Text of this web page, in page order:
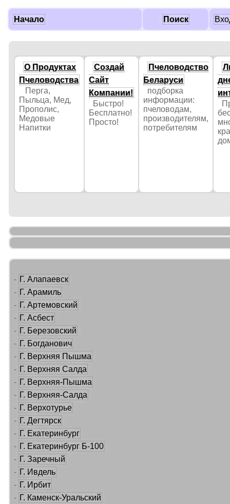
Начало Поиск
О Продуктах
Пчеловодства
Перга,
Пыльца, Мед,
Прополис,
Медовые
Напитки
Создай
Сайт
Компании!
Быстро!
Бесплатно!
Просто!
Пчеловодство
Беларуси
подборка
информации:
пчеловодам,
производителям,
потребителям
- Г. Алапаевск
- Г. Арамиль
- Г. Артемовский
- Г. Асбест
- Г. Березовский
- Г. Богданович
- Г. Верхняя Пышма
- Г. Верхняя Салда
- Г. Верхняя-Пышма
- Г. Верхняя-Салда
- Г. Верхотурье
- Г. Дегтярск
- Г. Екатеринбург
- Г. Екатеринбург Б-100
- Г. Заречный
- Г. Ивдель
- Г. Ирбит
- Г. Каменск-Уральский